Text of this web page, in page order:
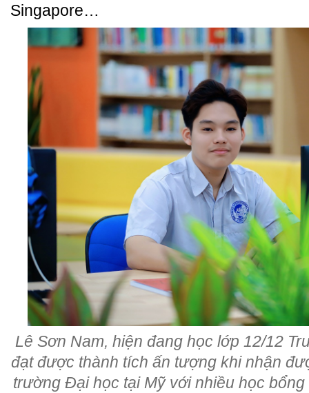
Singapore…
Lê Sơn Nam, hiện đang học lớp 12/12
đạt được thành tích ấn tượng khi nhận
trường Đại học tại Mỹ với nhiều học